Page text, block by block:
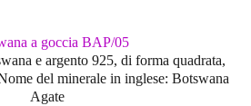
a goccia BAP/05
e argento 925, di forma quadrata,
del minerale in inglese: Botswana
Agate